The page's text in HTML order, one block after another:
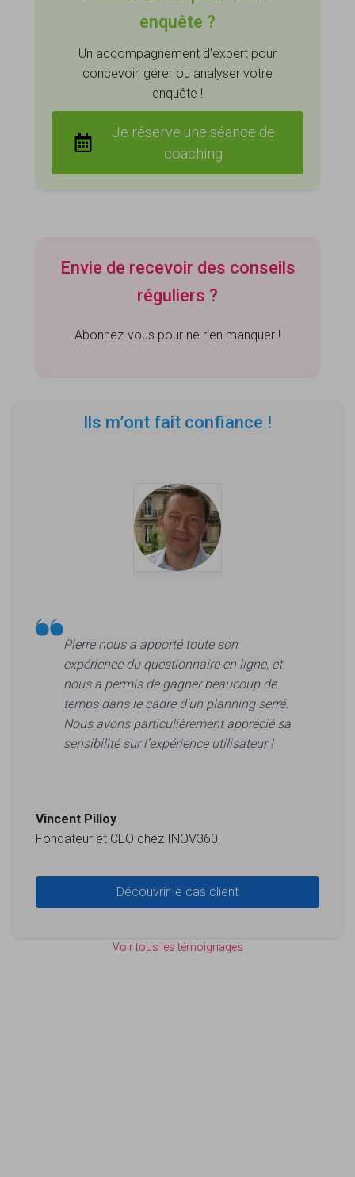
La deuxième partie, avec ici un bloc de 5
indicateurs
derniers commentaires
Exemple de résultat pour la note générale
Un exemple de résultat de question ouverte une
coefficient de corrélation des indicateurs entre
eux, et avec la note de satisfaction générale.
enquête ?
Un accompagnement d’expert pour
concevoir, gérer ou analyser votre
enquête !
Je réserve une séance de
coaching
Envie de recevoir des conseils
réguliers ?
Abonnez-vous pour ne rien manquer !
Ils m’ont fait confiance !
Pierre nous a apporté toute son
expérience du questionnaire en ligne, et
nous a permis de gagner beaucoup de
temps dans le cadre d’un planning serré.
Nous avons particulièrement apprécié sa
sensibilité sur l’expérience utilisateur !
Vincent Pilloy
Fondateur et CEO chez INOV360
Découvrir le cas client
Voir tous les témoignages